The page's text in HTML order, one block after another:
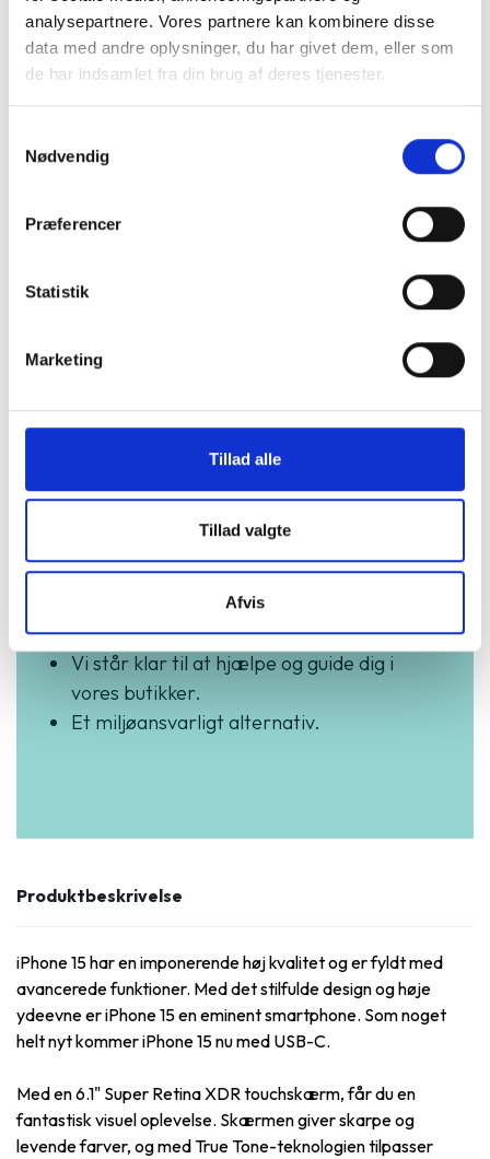
analysepartnere. Vores partnere kan kombinere disse
data med andre oplysninger, du har givet dem, eller som
de har indsamlet fra din brug af deres tjenester.
Nødvendig
Præferencer
Statistik
Marketing
Tillad alle
Tillad valgte
Afvis
Køb trygt hos
GreenMind
Vurderet som fremragende på Trustpilot.
Produkter i høj kvalitet til skarpe priser.
Testet og dataslettet efter branchens
højeste standarder.
Vi står klar til at hjælpe og guide dig i
vores butikker.
Et miljøansvarligt alternativ.
Produktbeskrivelse
iPhone 15 har en imponerende høj kvalitet og er fyldt med
avancerede funktioner. Med det stilfulde design og høje
ydeevne er iPhone 15 en eminent smartphone. Som noget
helt nyt kommer iPhone 15 nu med USB-C.
Med en 6.1" Super Retina XDR touchskærm, får du en
fantastisk visuel oplevelse. Skærmen giver skarpe og
levende farver, og med True Tone-teknologien tilpasser